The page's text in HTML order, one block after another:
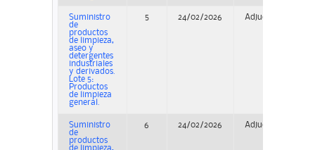
Suministro
de
productos
de limpieza,
aseo y
detergentes
industriales
y derivados.
Lote 5:
Productos
de limpieza
general.
5 24/02/2026 Adjudicación
Suministro
de
productos
de limpieza,
6 24/02/2026 Adjudicación